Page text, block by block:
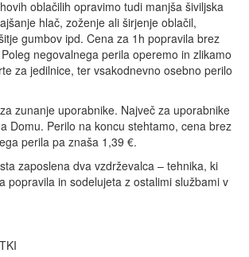
oblačilih opravimo tudi manjša šiviljska
hlač, zoženje ali širjenje oblačil,
gumbov ipd. Cena za 1h popravila brez
negovalnega perila operemo in zlikamo
za jedilnice, ter vsakodnevno osebno perilo
zunanje uporabnike. Največ za uporabnike
Domu. Perilo na koncu stehtamo, cena brez
perila pa znaša 1,39 €.
zaposlena dva vzdrževalca – tehnika, ki
popravila in sodelujeta z ostalimi službami v